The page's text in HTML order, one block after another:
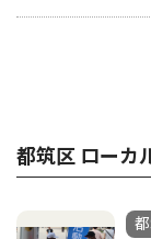
都筑区 ローカ